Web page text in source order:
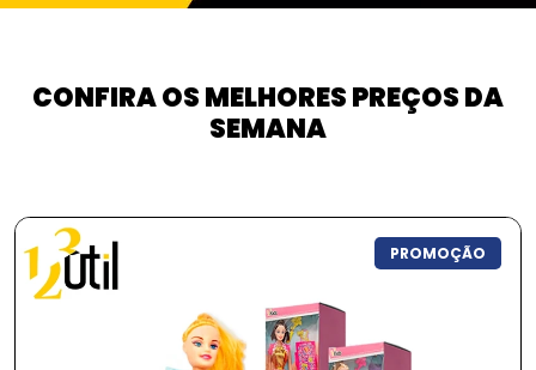
CONFIRA OS MELHORES PREÇOS DA
SEMANA
PROMOÇÃO